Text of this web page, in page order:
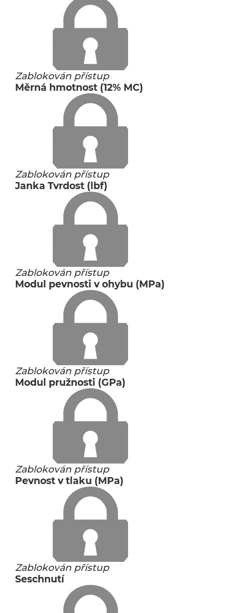
Zablokován přístup
Měrná hmotnost (12% MC)
Zablokován přístup
Janka Tvrdost (lbf)
Zablokován přístup
Modul pevnosti v ohybu (MPa)
Zablokován přístup
Modul pružnosti (GPa)
Zablokován přístup
Pevnost v tlaku (MPa)
Zablokován přístup
Seschnutí